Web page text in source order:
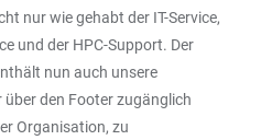
nur wie gehabt der IT-Service,
und der HPC-Support. Der
nun auch unsere
den Footer zugänglich
Organisation, zu